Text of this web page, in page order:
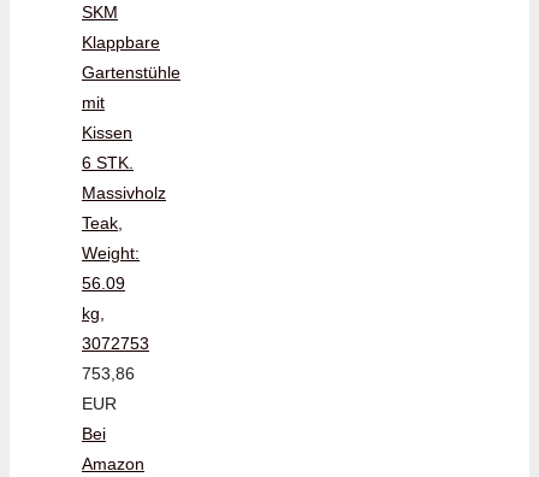
SKM
Klappbare
Gartenstühle
mit
Kissen
6 STK.
Massivholz
Teak,
Weight:
56.09
kg,
3072753
753,86
EUR
Bei
Amazon